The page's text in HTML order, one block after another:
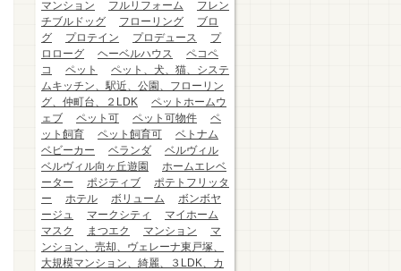
マンション フルリフォーム
フレン
チブルドッグ
フローリング
ブロ
グ
プロテイン プロデュース
プ
ロローグ
ヘーベルハウス
ペコペ
コ
ペット
ペット、犬、猫、システ
ムキッチン、駅近、公園、フローリン
グ、仲町台、２LDK
ペットホームウ
ェブ
ペット可 ペット可物件
ペ
ット飼育
ペット飼育可
ベトナム
ベビーカー
ベランダ
ベルヴィル
ベルヴィル向ヶ丘遊園
ホームエレベ
ーター
ポジティブ
ポテトフリッタ
ー
ホテル ボリューム
ボンボヤ
ージュ
マークシティ
マイホーム
マスク
まつエク マンション
マ
ンション、売却、ヴェレーナ東戸塚、
大規模マンション、綺麗、３LDK、カ